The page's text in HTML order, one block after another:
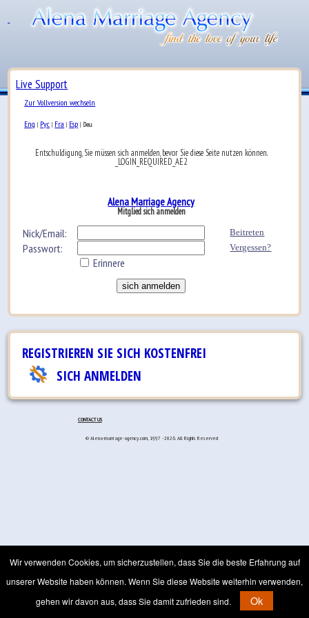
Live Support
Zur Vollversion wechseln
Eng | Рус | Fra | Esp | Deu
Entschuldigung, Sie müssen sich anmelden, bevor Sie diese Seite nutzen können.
_LOGIN_REQUIRED_AE2
Alena Marriage Agency
Mitglied sich anmelden
Nick/Email: Beitreten
Passwort: Vergessen?
Erinnere
REGISTRIEREN SIE SICH KOSTENFREI
SICH ANMELDEN
CONTACT US
© Alena-marriage-agency.com, 1997 - 2026. All Rights Reserved
Wir verwenden Cookies, um sicherzustellen, dass Sie die beste Erfahrung auf
unserer Website haben können. Wenn Sie diese Website weiterhin verwenden,
gehen wir davon aus, dass Sie damit zufrieden sind.
Ok